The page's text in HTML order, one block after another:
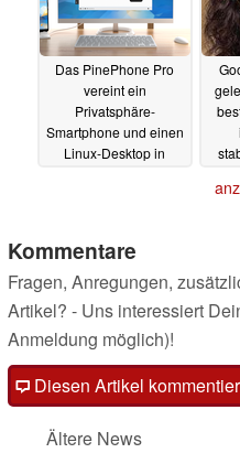
Das PinePhone Pro
vereint ein
Privatsphäre-
Smartphone und einen
Linux-Desktop in
Kommentare
Fragen, Anregungen,
Artikel? - Uns interessiert
Anmeldung möglich)!
Diesen Artikel
Ältere News